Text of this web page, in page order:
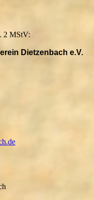
2 MStV:
Dietzenbach e.V.